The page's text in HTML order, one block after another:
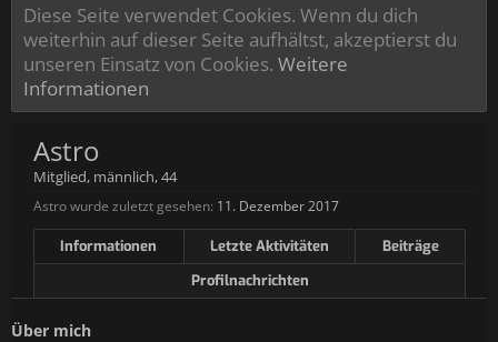
Diese Seite verwendet Cookies. Wenn du dich
weiterhin auf dieser Seite aufhältst, akzeptierst du
unseren Einsatz von Cookies. Weitere
Informationen
Astro
Mitglied, männlich, 44
Astro wurde zuletzt gesehen: 11. Dezember 2017
Informationen Letzte Aktivitäten
Beiträge
Profilnachrichten
Über mich